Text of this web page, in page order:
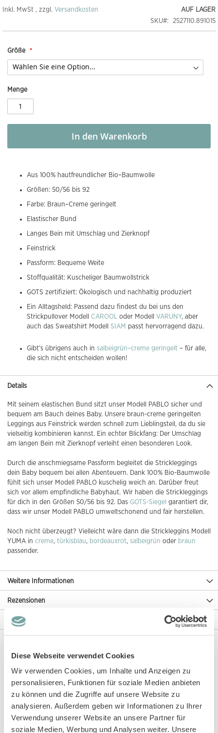
Diese Webseite verwendet Cookies
Wir verwenden Cookies, um Inhalte und Anzeigen zu
personalisieren, Funktionen für soziale Medien anbieten
zu können und die Zugriffe auf unsere Website zu
analysieren. Außerdem geben wir Informationen zu Ihrer
Verwendung unserer Website an unsere Partner für
soziale Medien, Werbung und Analysen weiter. Unsere
AUF LAGER
SKU
2527110.891015
Inkl. MwSt , zzgl. Versandkosten
Größe
Menge
In den Warenkorb
Aus 100% hautfreundlicher Bio–Baumwolle
Größen: 50/56 bis 92
Farbe: Braun–Creme geringelt
Elastischer Bund
Langes Bein mit Umschlag und Zierknopf
Feinstrick
Passform: Bequeme Weite
Stoffqualität: Kuscheliger Baumwollstrick
GOTS zertifiziert: Ökologisch und nachhaltig produziert
Ein Alltagsheld: Passend dazu findest du bei uns den
Strickpullover Modell CAROOL oder Modell VARUNY, aber
auch das Sweatshirt Modell SIAM passt hervorragend dazu.
Gibt’s übrigens auch in salbeigrün–creme geringelt – für alle,
die sich nicht entscheiden wollen!
Details
Mit seinem elastischen Bund sitzt unser Modell PABLO sicher und
bequem am Bauch deines Baby. Unsere braun-creme geringelten
Leggings aus Feinstrick werden schnell zum Lieblingsteil, da du sie
vielseitig kombinieren kannst. Ein echter Blickfang: Der Umschlag
am langen Bein mit Zierknopf verleiht einen besonderen Look.
Durch die anschmiegsame Passform begleitet die Strickleggings
dein Baby bequem bei allen Abenteuern. Dank 100% Bio-Baumwolle
fühlt sich unser Modell PABLO kuschelig weich an. Darüber freut
sich vor allem empfindliche Babyhaut. Wir haben die Strickleggings
für dich in den Größen 50/56 bis 92. Das GOTS-Siegel garantiert dir,
dass wir unser Modell PABLO umweltschonend und fair herstellen.
Noch nicht überzeugt? Vielleicht wäre dann die Strickleggins Modell
YUMA in creme, türkisblau, bordeauxrot, salbeigrün oder braun
passender.
Weitere Informationen
Rezensionen
Angaben zur Produktsicherheit
Diese Artikel könnten dir auch gefallen!